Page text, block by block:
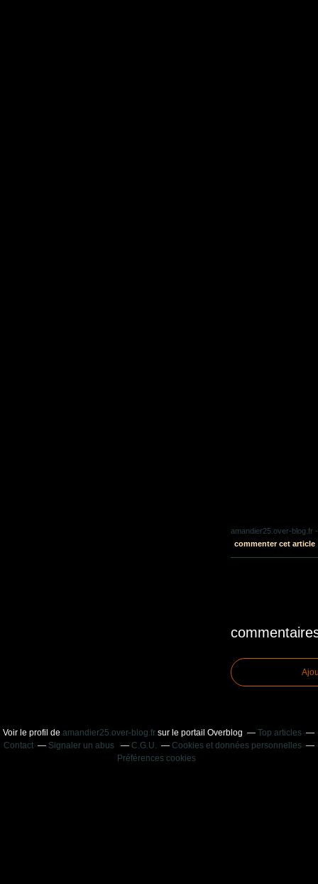
amandier25.over-blog.fr -
commenter cet article
Voir le profil deamandier25.over-blog.fr sur le portail Overblog
Top articles
Contact
Signaler un abus C.G.U.
Cookies et données personnelles
Préférences cookies